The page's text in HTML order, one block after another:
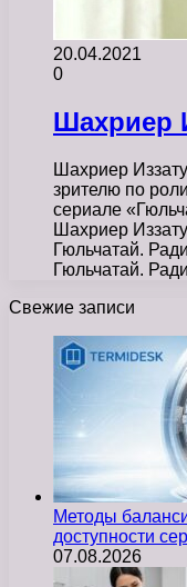
20.04.2021
0
Шахриер
Шахриер
зрителю по
сериале
Шахриер
Гюльчатай.
Гюльчатай.
Свежие записи
Методы
доступности
07.08.2026